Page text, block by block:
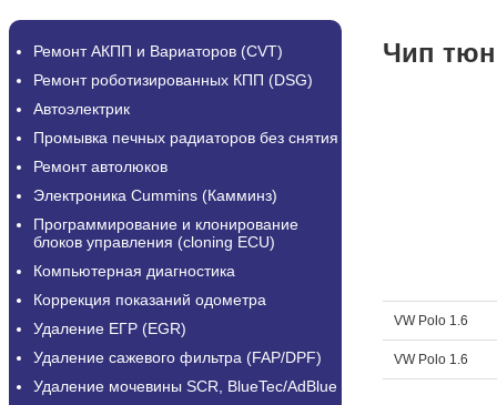
Ремонт АКПП и Вариаторов (CVT)
Ремонт роботизированных КПП (DSG)
Автоэлектрик
Промывка печных радиаторов без снятия
Ремонт автолюков
Электроника Cummins (Камминз)
Программирование и клонирование
блоков управления (cloning ECU)
Компьютерная диагностика
Коррекция показаний одометра
Удаление ЕГР (EGR)
Удаление сажевого фильтра (FAP/DPF)
Удаление мочевины SCR, BlueTec/AdBlue
Чип
VW Polo 1.6
VW Polo 1.6